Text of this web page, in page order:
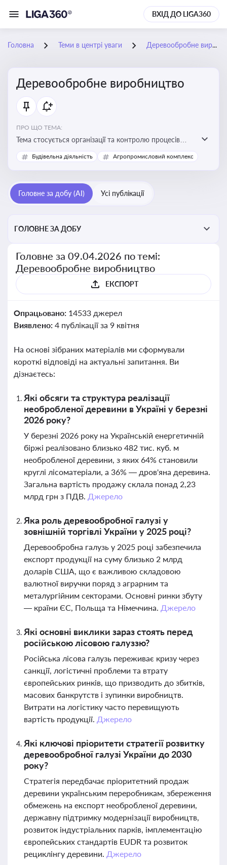
ВХІД ДО LIGA360
Головна Теми в центрі уваги Деревообробне виробництво
Деревообробне виробництво
ПРО ЩО ТЕМА:
Тема стосується організації та контролю процесів
переробки деревини, дотримання технічних
стандартів, екологічних вимог і безпеки праці на
Будівельна діяльність Агропромисловий комплекс
Головне за добу (AI) Усі публікації
ГОЛОВНЕ ЗА ДОБУ
Головне за 09.04.2026 по темі:
Деревообробне виробництво
ЕКСПОРТ
Опрацьовано: 14533 джерел
Виявлено: 4 публікації за 9 квітня
На основі зібраних матеріалів ми сформували
короткі відповіді на актуальні запитання. Ви
дізнаєтесь:
Які обсяги та структура реалізації
необробленої деревини в Україні у березні
2026 року?
У березні 2026 року на Українській енергетичній
біржі реалізовано близько 482 тис. куб. м
необробленої деревини, з яких 64% становили
круглі лісоматеріали, а 36% — дров'яна деревина.
Загальна вартість продажу склала понад 2,23
млрд грн з ПДВ. Джерело
Яка роль деревообробної галузі у
зовнішній торгівлі України у 2025 році?
Деревообробна галузь у 2025 році забезпечила
експорт продукції на суму близько 2 млрд
доларів США, що є важливою складовою
валютної виручки поряд з аграрним та
металургійним секторами. Основні ринки збуту
— країни ЄС, Польща та Німеччина. Джерело
Які основні виклики зараз стоять перед
російською лісовою галуззю?
Російська лісова галузь переживає кризу через
санкції, логістичні проблеми та втрату
європейських ринків, що призводить до збитків,
масових банкрутств і зупинки виробництв.
Витрати на логістику часто перевищують
вартість продукції. Джерело
Які ключові пріоритети стратегії розвитку
деревообробної галузі України до 2030
року?
Стратегія передбачає пріоритетний продаж
деревини українським переробникам, збереження
обмежень на експорт необробленої деревини,
державну підтримку модернізації виробництв,
розвиток індустріальних парків, імплементацію
європейських стандартів EUDR та розвиток
рециклінгу деревини. Джерело